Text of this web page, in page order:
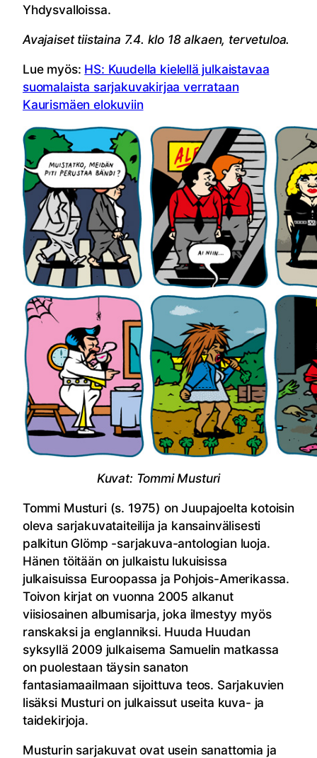
Yhdysvalloissa.
Avajaiset tiistaina 7.4. klo 18 alkaen, tervetuloa.
Lue myös: HS: Kuudella kielellä julkaistavaa
suomalaista sarjakuvakirjaa verrataan
Kaurismäen elokuviin
Kuvat: Tommi Musturi
Tommi Musturi (s. 1975) on Juupajoelta kotoisin
oleva sarjakuvataiteilija ja kansainvälisesti
palkitun Glömp -sarjakuva-antologian luoja.
Hänen töitään on julkaistu lukuisissa
julkaisuissa Euroopassa ja Pohjois-Amerikassa.
Toivon kirjat on vuonna 2005 alkanut
viisiosainen albumisarja, joka ilmestyy myös
ranskaksi ja englanniksi. Huuda Huudan
syksyllä 2009 julkaisema Samuelin matkassa
on puolestaan täysin sanaton
fantasiamaailmaan sijoittuva teos. Sarjakuvien
lisäksi Musturi on julkaissut useita kuva- ja
taidekirjoja.
Musturin sarjakuvat ovat usein sanattomia ja